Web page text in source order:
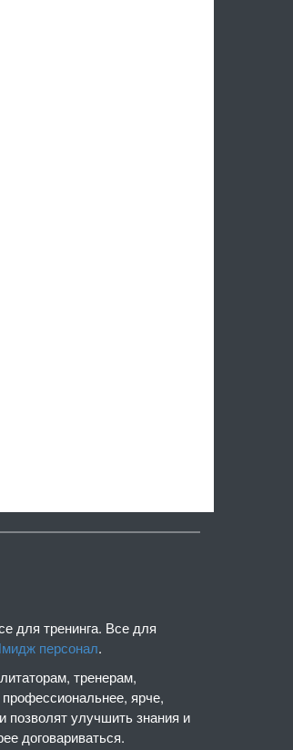
для тренинга. Все для
персонал.
тренерам,
ярче,
позволят улучшить знания и
договариваться.